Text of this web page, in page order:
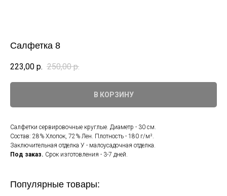
Салфетка 8
223,00 р. 250,00 р.
В КОРЗИНУ
Салфетки сервировочные круглые. Диаметр - 30 см.
Состав: 28% Хлопок, 72% Лен. Плотность - 180 г/м².
Заключительная отделка У - малоусадочная отделка.
Под заказ. Срок изготовления - 3-7 дней.
Популярные товары: